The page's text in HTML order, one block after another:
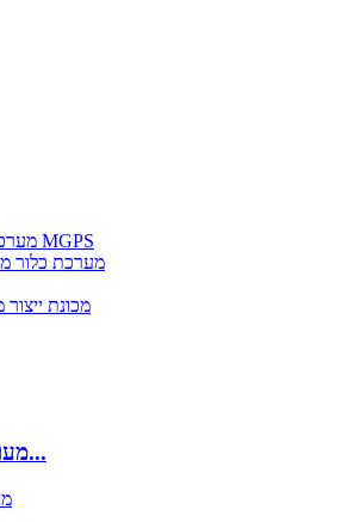
מערכת כלור מקוונת לאלקטרוליזה של מי ים של MGPS
מערכת כלור
מכונת
מערכת אלקטרו-כלורינציה 7 ק"ג...